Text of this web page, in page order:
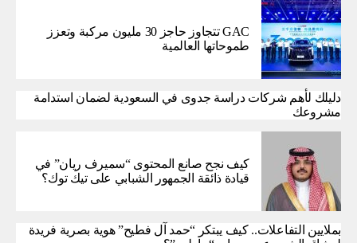
GAC تتجاوز حاجز 30 مليون مركبة وتعزز
طموحاتها العالمية
دليلك لأهم شركات دراسة جدوى في السعودية لضمان استدامة
مشروعك
كيف نجح صانع المحتوى “سميرف ريان” في
قيادة ذائقة الجمهور الشبابي على تيك توك؟
بملايين التفاعلات.. كيف يبتكر “حمد آل فطيح” هوية بصرية فريدة